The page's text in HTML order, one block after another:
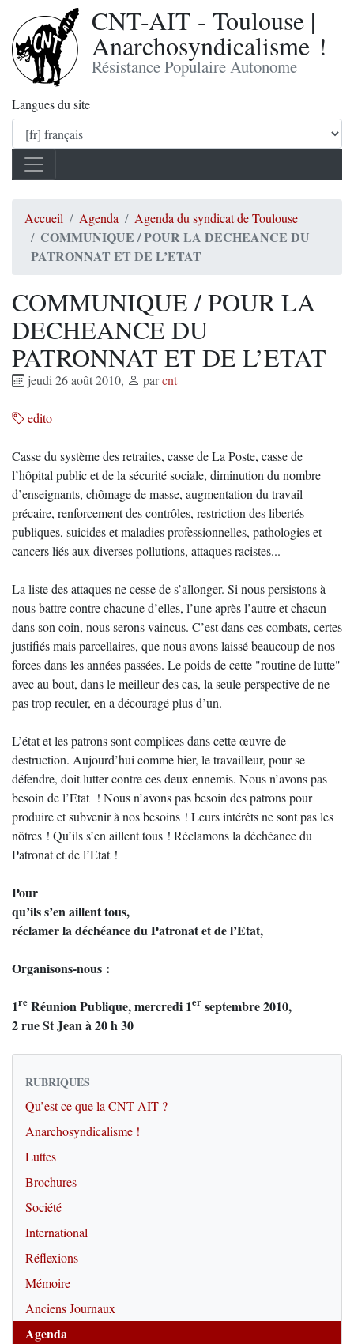
CNT-AIT - Toulouse |
Anarchosyndicalisme !
Résistance Populaire Autonome
Langues du site
Accueil Agenda Agenda du syndicat de Toulouse
COMMUNIQUE / POUR LA DECHEANCE DU
PATRONNAT ET DE L’ETAT
COMMUNIQUE / POUR LA
DECHEANCE DU
PATRONNAT ET DE L’ETAT
jeudi 26 août 2010, parcnt
edito
Casse du système des retraites, casse de La Poste, casse de
l’hôpital public et de la sécurité sociale, diminution du nombre
d’enseignants, chômage de masse, augmentation du travail
précaire, renforcement des contrôles, restriction des libertés
publiques, suicides et maladies professionnelles, pathologies et
cancers liés aux diverses pollutions, attaques racistes...
La liste des attaques ne cesse de s’allonger. Si nous persistons à
nous battre contre chacune d’elles, l’une après l’autre et chacun
dans son coin, nous serons vaincus. C’est dans ces combats, certes
justifiés mais parcellaires, que nous avons laissé beaucoup de nos
forces dans les années passées. Le poids de cette "routine de lutte"
avec au bout, dans le meilleur des cas, la seule perspective de ne
pas trop reculer, en a découragé plus d’un.
L’état et les patrons sont complices dans cette œuvre de
destruction. Aujourd’hui comme hier, le travailleur, pour se
défendre, doit lutter contre ces deux ennemis. Nous n’avons pas
besoin de l’Etat ! Nous n’avons pas besoin des patrons pour
produire et subvenir à nos besoins ! Leurs intérêts ne sont pas les
nôtres ! Qu’ils s’en aillent tous ! Réclamons la déchéance du
Patronat et de l’Etat !
Pour
qu’ils s’en aillent tous,
réclamer la déchéance du Patronat et de l’Etat,
Organisons-nous :
1re Réunion Publique, mercredi 1er septembre 2010,
2 rue St Jean à 20 h 30
RUBRIQUES
Qu’est ce que la CNT-AIT ?
Anarchosyndicalisme !
Luttes
Brochures
Société
International
Réflexions
Mémoire
Anciens Journaux
Agenda